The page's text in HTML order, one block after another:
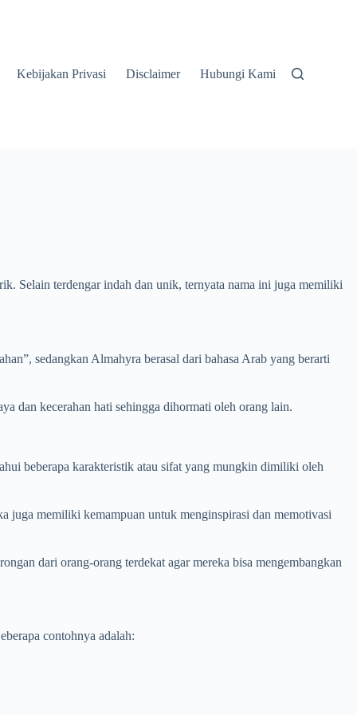
Kebijakan Privasi Disclaimer Hubungi Kami
Selain terdengar indah dan unik, ternyata nama ini juga memiliki
sedangkan Almahyra berasal dari bahasa Arab yang berarti
dan kecerahan hati sehingga dihormati oleh orang lain.
beberapa karakteristik atau sifat yang mungkin dimiliki oleh
juga memiliki kemampuan untuk menginspirasi dan memotivasi
dari orang-orang terdekat agar mereka bisa mengembangkan
contohnya adalah: